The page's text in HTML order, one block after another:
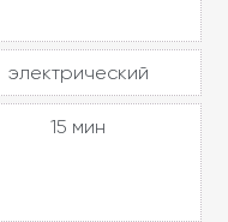
электрический
15 мин